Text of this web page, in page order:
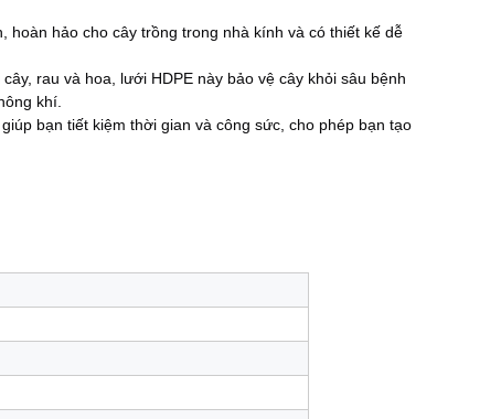
hảo cho cây trồng trong nhà kính và có thiết kế dễ
rau và hoa, lưới HDPE này bảo vệ cây khỏi sâu bệnh
khí.
bạn tiết kiệm thời gian và công sức, cho phép bạn tạo